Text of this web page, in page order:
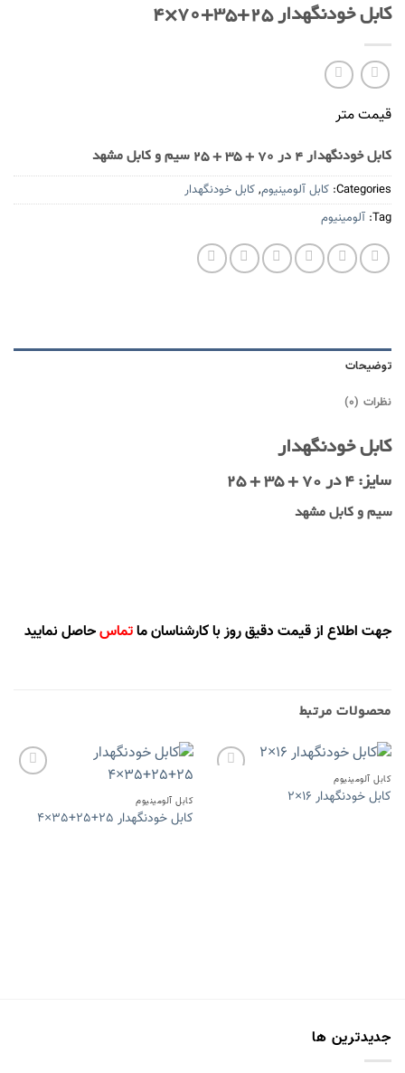
کابل خودنگهدار 25+35+70×4
قیمت متر
کابل خودنگهدار 4 در 70 + 35 + 25 سیم و کابل مشهد
Categories: کابل آلومینیوم, کابل خودنگهدار
Tag: آلومینیوم
توضیحات
نظرات (0)
کابل خودنگهدار
سایز: 4 در 70 + 35 + 25
سیم و کابل مشهد
جهت اطلاع از قیمت دقیق روز با کارشناسان ماتماسحاصل نمایید
محصولات مرتبط
کابل آلومینیوم
کابل خودنگهدار 16×2
افزودن
کابل آلومینیوم
کابل خودنگهدار 25+25+35×4
جدیدترین ها